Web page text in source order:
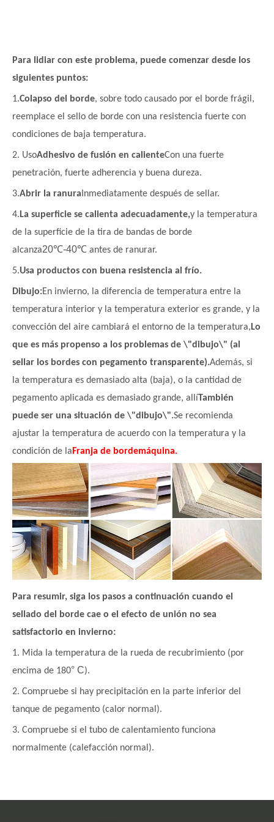
Para lidiar con este problema, puede comenzar desde los
siguientes puntos:
1.Colapso del borde, sobre todo causado por el borde frágil,
reemplace el sello de borde con una resistencia fuerte con
condiciones de baja temperatura.
2. UsoAdhesivo de fusión en calienteCon una fuerte
penetración, fuerte adherencia y buena dureza.
3.Abrir la ranura Inmediatamente después de sellar.
4. La superficie se calienta adecuadamente,y la temperatura
de la superficie de la tira de bandas de borde
alcanza20℃-40℃ antes de ranurar.
5.Usa productos con buena resistencia al frío.
Dibujo:En invierno, la diferencia de temperatura entre la
temperatura interior y la temperatura exterior es grande, y la
convección del aire cambiará el entorno de la temperatura, Lo
que es más propenso a los problemas de \"dibujo\" (al
sellar los bordes con pegamento transparente).Además, si
la temperatura es demasiado alta (baja), o la cantidad de
pegamento aplicada es demasiado grande, allíTambién
puede ser una situación de \"dibujo\".Se recomienda
ajustar la temperatura de acuerdo con la temperatura y la
condición de la Franja de bordemáquina.
Para resumir, siga los pasos a continuación cuando el
sellado del borde cae o el efecto de unión no sea
satisfactorio en invierno:
1. Mida la temperatura de la rueda de recubrimiento (por
encima de 180° C).
2. Compruebe si hay precipitación en la parte inferior del
tanque de pegamento (calor normal).
3. Compruebe si el tubo de calentamiento funciona
normalmente (calefacción normal).